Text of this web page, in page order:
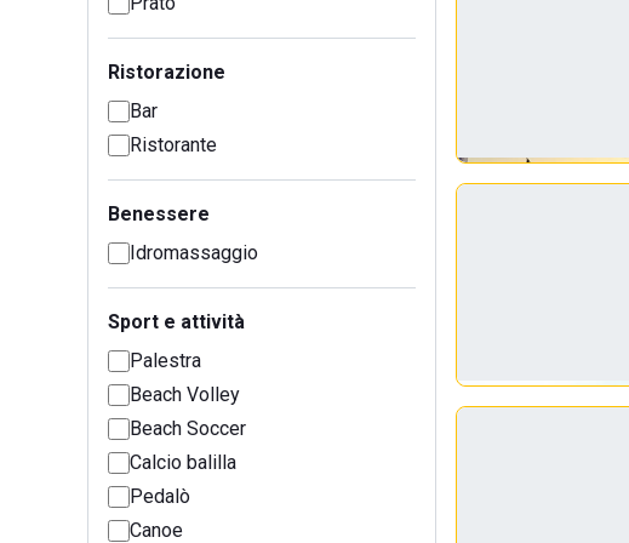
Ristorazione
Bar
Ristorante
Benessere
Idromassaggio
Sport e attività
Palestra
Beach Volley
Beach Soccer
Calcio balilla
Pedalò
Canoe